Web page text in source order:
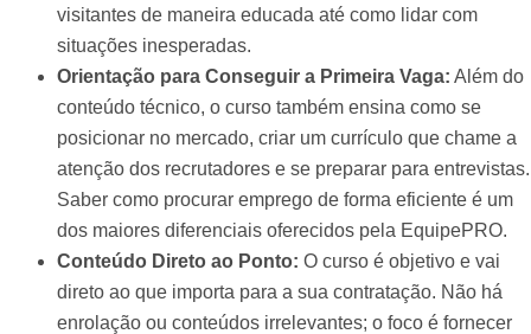
visitantes de maneira educada até como lidar com
situações inesperadas.
Orientação para Conseguir a Primeira Vaga: Além do
conteúdo técnico, o curso também ensina como se
posicionar no mercado, criar um currículo que chame a
atenção dos recrutadores e se preparar para entrevistas.
Saber como procurar emprego de forma eficiente é um
dos maiores diferenciais oferecidos pela EquipePRO.
Conteúdo Direto ao Ponto: O curso é objetivo e vai
direto ao que importa para a sua contratação. Não há
enrolação ou conteúdos irrelevantes; o foco é fornecer